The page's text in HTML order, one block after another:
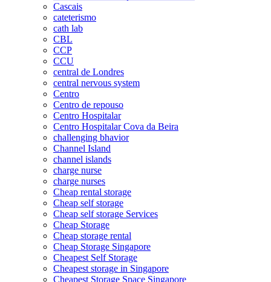
Cascais
cateterismo
cath lab
CBL
CCP
CCU
central de Londres
central nervous system
Centro
Centro de repouso
Centro Hospitalar
Centro Hospitalar Cova da Beira
challenging bhavior
Channel Island
channel islands
charge nurse
charge nurses
Cheap rental storage
Cheap self storage
Cheap self storage Services
Cheap Storage
Cheap storage rental
Cheap Storage Singapore
Cheapest Self Storage
Cheapest storage in Singapore
Cheapest Storage Space Singapore